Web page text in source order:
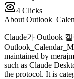
4 Clicks
About
Claude가 Outlook
maintained by
such as Claude
the protocol. It is